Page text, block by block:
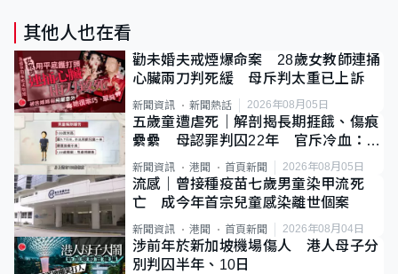
其他人也在看
勸未婚夫戒煙爆命案 28歲女教師連捅
心臟兩刀判死緩 母斥判太重已上訴
新聞資訊 新聞熱話 2026年08月05日
五歲童遭虐死｜解剖揭長期捱餓、傷痕
纍纍 母認罪判囚22年 官斥冷血：同
類案最惡劣
新聞資訊 港聞 首頁新聞 2026年08月05日
流感｜曾接種疫苗七歲男童染甲流死
亡 成今年首宗兒童感染離世個案
新聞資訊 港聞 首頁新聞 2026年08月04日
涉前年於新加坡機場傷人 港人母子分
別判囚半年、10日